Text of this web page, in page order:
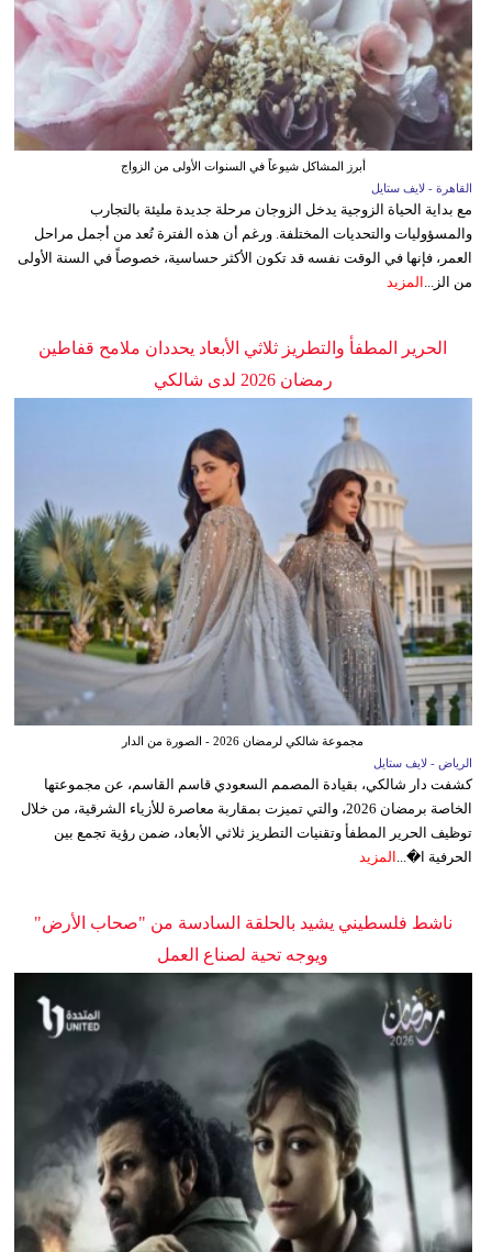
أبرز المشاكل شيوعاً في السنوات الأولى من الزواج
القاهرة - لايف ستايل
مع بداية الحياة الزوجية يدخل الزوجان مرحلة جديدة مليئة بالتجارب
والمسؤوليات والتحديات المختلفة. ورغم أن هذه الفترة تُعد من أجمل مراحل
العمر، فإنها في الوقت نفسه قد تكون الأكثر حساسية، خصوصاً في السنة الأولى
من الز...
المزيد
الحرير المطفأ والتطريز ثلاثي الأبعاد يحددان ملامح قفاطين
رمضان 2026 لدى شالكي
مجموعة شالكي لرمضان 2026 - الصورة من الدار
الرياض - لايف ستايل
كشفت دار شالكي، بقيادة المصمم السعودي قاسم القاسم، عن مجموعتها
الخاصة برمضان 2026، والتي تميزت بمقاربة معاصرة للأزياء الشرقية، من خلال
توظيف الحرير المطفأ وتقنيات التطريز ثلاثي الأبعاد، ضمن رؤية تجمع بين
الحرفية ا�... المزيد
ناشط فلسطيني يشيد بالحلقة السادسة من "صحاب الأرض"
ويوجه تحية لصناع العمل